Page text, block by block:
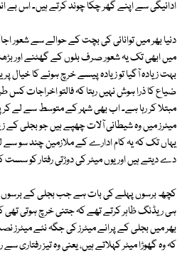
ادائیگی سے اپنے گھر چکا چوند کرتے ہیں۔ اس بے
دنیا بھر میں توانائی کی بچت کے حوالے سے
میں ابھی تک یہ شعور صرف بلوں کے گھٹنے اور
بہت زیادہ آگیا تو زیادہ پیسے خرچ ہونے کا خیال
ضیاع کا ذرا ہوش نہیں رہتا کہ فالتو اخراجات کس
مبتلا کر رہا ہے۔ اب بھی شہر کے متوسط سے لے
میٹرز میں وہ شیطانی آلات چھپے ہیں جو بجلی کے
یہاں تک کہ یہ کام ادارے کے ملازمین چند سو سے
دے دیتے ہیں اور یوں میٹر کی دوڑتی رفتار کو سست
کچھ برسوں پہلے کی بات ہے جب بجلی کے برسوں
ہی ریڈنگ ظاہر کرتے تھے کہ جتنی خرچ ہوتی
بھر میں بجلی کے پرانے میٹرز کی جگہ نئے
کہ وہ گھوڑا میٹر کہلاتے ہیں، یعنی وہ تیز